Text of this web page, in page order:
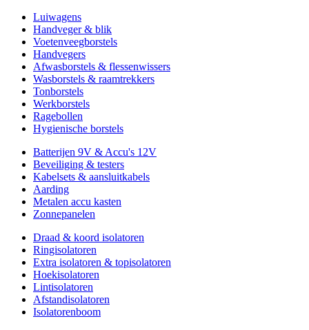
Luiwagens
Handveger & blik
Voetenveegborstels
Handvegers
Afwasborstels & flessenwissers
Wasborstels & raamtrekkers
Tonborstels
Werkborstels
Ragebollen
Hygienische borstels
Batterijen 9V & Accu's 12V
Beveiliging & testers
Kabelsets & aansluitkabels
Aarding
Metalen accu kasten
Zonnepanelen
Draad & koord isolatoren
Ringisolatoren
Extra isolatoren & topisolatoren
Hoekisolatoren
Lintisolatoren
Afstandisolatoren
Isolatorenboom